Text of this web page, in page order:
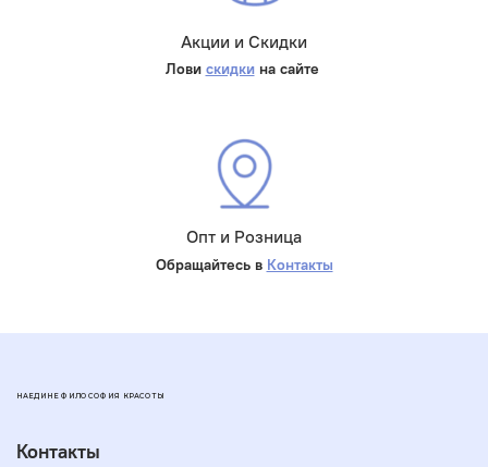
Акции и Скидки
Лови скидкина сайте
Опт и Розница
Обращайтесь в Контакты
НАЕДИНЕ ФИЛОСОФИЯ КРАСОТЫ
Контакты